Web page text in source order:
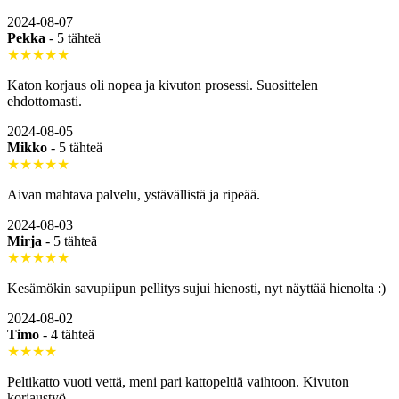
2024-08-07
Pekka - 5 tähteä
★★★★★
Katon korjaus oli nopea ja kivuton prosessi. Suosittelen
ehdottomasti.
2024-08-05
Mikko - 5 tähteä
★★★★★
Aivan mahtava palvelu, ystävällistä ja ripeää.
2024-08-03
Mirja - 5 tähteä
★★★★★
Kesämökin savupiipun pellitys sujui hienosti, nyt näyttää hienolta :)
2024-08-02
Timo - 4 tähteä
★★★★
Peltikatto vuoti vettä, meni pari kattopeltiä vaihtoon. Kivuton